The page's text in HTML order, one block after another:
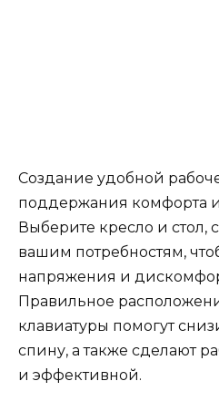
Создание удобной
поддержания комфорта
Выберите кресло и стол,
вашим потребностям,
напряжения и
Правильное
клавиатуры помогут
спину, а также сделают
и эффективной.